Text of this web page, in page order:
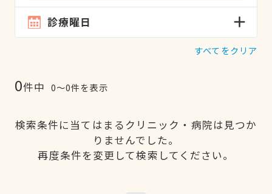
診療曜日
すべてをクリア
0件中 0〜0件を表示
検索条件に当てはまるクリニック・病院は見つか
りませんでした。
再度条件を変更して検索してください。